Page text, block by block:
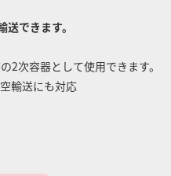
できます。
次容器として使用できます。
輸送にも対応